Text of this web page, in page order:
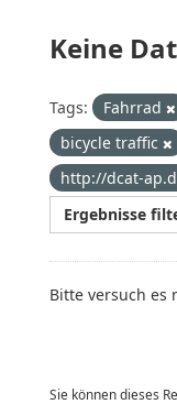
Keine
Tags: Fahrrad
bicycle traffic
http://dcat-
Ergebnisse
Bitte versuch es
Sie können dieses